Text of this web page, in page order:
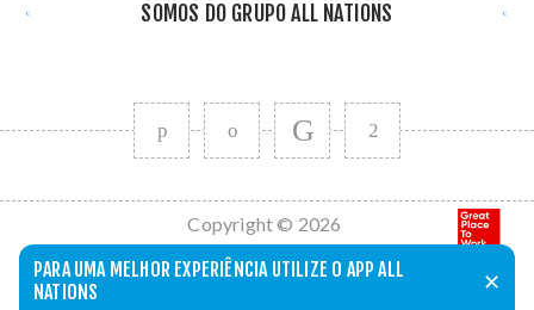
PARA UMA MELHOR EXPERIÊNCIA UTILIZE O APP ALL
NATIONS
✕
SOMOS DO GRUPO ALL NATIONS
Copyright © 2026
All Nations. Todos
os direitos